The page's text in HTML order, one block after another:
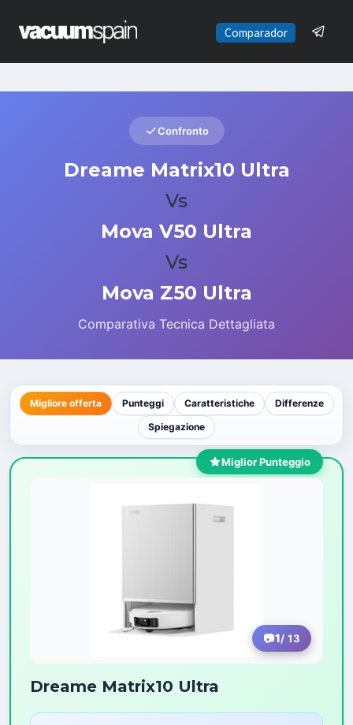
contenido
Comparador
Confronto
Dreame Matrix10 Ultra
Vs
Mova V50 Ultra
Vs
Mova Z50 Ultra
Comparativa Tecnica Dettagliata
Migliore offerta Punteggi Caratteristiche
Differenze
Spiegazione
Miglior Punteggio
1/ 13
Dreame Matrix10 Ultra